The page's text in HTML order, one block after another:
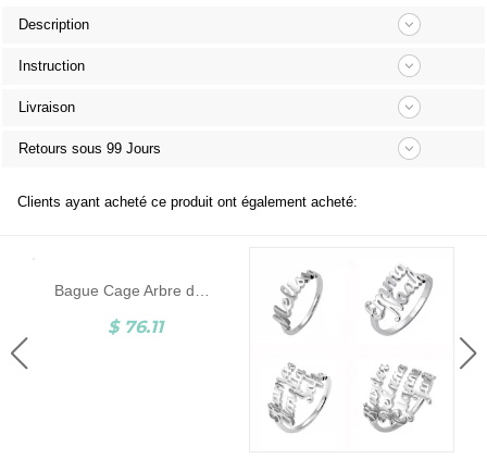
Description
Instruction
Livraison
Retours sous 99 Jours
Clients ayant acheté ce produit ont également acheté:
$ 76.11